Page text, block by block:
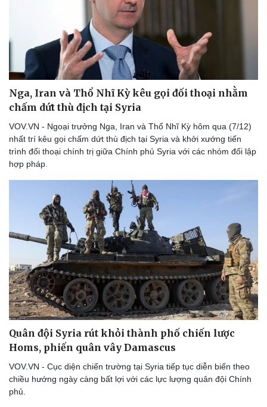
Doanh nghiệp
Thông tin doanh nghiệp
Doanh nhân
Vì cộng đồng
Công nghệ
Sành điệu
Trải nghiệm
Nga, Iran và Thổ Nhĩ Kỳ kêu gọi đối thoại nhằm
chấm dứt thù địch tại Syria
VOV.VN - Ngoại trưởng Nga, Iran và Thổ Nhĩ Kỳ hôm qua (7/12)
nhất trí kêu gọi chấm dứt thù địch tại Syria và khởi xướng tiến
trình đối thoại chính trị giữa Chính phủ Syria với các nhóm đối lập
hợp pháp.
Quân đội Syria rút khỏi thành phố chiến lược
Homs, phiến quân vây Damascus
VOV.VN - Cục diện chiến trường tại Syria tiếp tục diễn biến theo
chiều hướng ngày càng bất lợi với các lực lượng quân đội Chính
phủ.